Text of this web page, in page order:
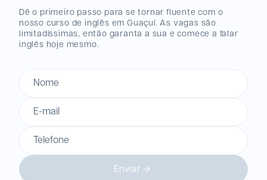
Dê o primeiro passo para se tornar fluente com o
nosso curso de inglês em Guaçuí. As vagas são
limitadíssimas, então garanta a sua e comece a falar
inglês hoje mesmo.
Nome
E-mail
Telefone
Enviar